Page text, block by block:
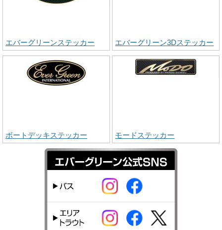
エバーグリーンステッカー エバーグリーン3Dステッカー
ボートデッキステッカー モードステッカー